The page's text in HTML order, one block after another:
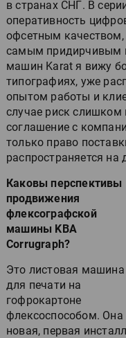
в странах СНГ. В
оперативность
офсетным
самым придирчивым
машин Karat я вижу
типографиях, уже
опытом работы и
случае риск слишком
соглашение с
только право
распространяется
Каковы перспективы
продвижения
флексографской
машины KBA
Corrugraph?
Это листовая машина
для печати на
гофрокартоне
флексоспособом. Она
новая, первая